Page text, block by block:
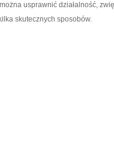
usprawnić działalność,
skutecznych sposobów.